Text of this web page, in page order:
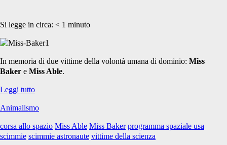
Si legge in circa: < 1 minuto
In memoria di due vittime della volontà umana di dominio: Miss
Baker e Miss Able.
Leggi tuttoIn
di
Backer
e
Animalismo
corsa allo spazio Miss Able Miss Baker programma spaziale usa
scimmie scimmie astronaute vittime della scienza